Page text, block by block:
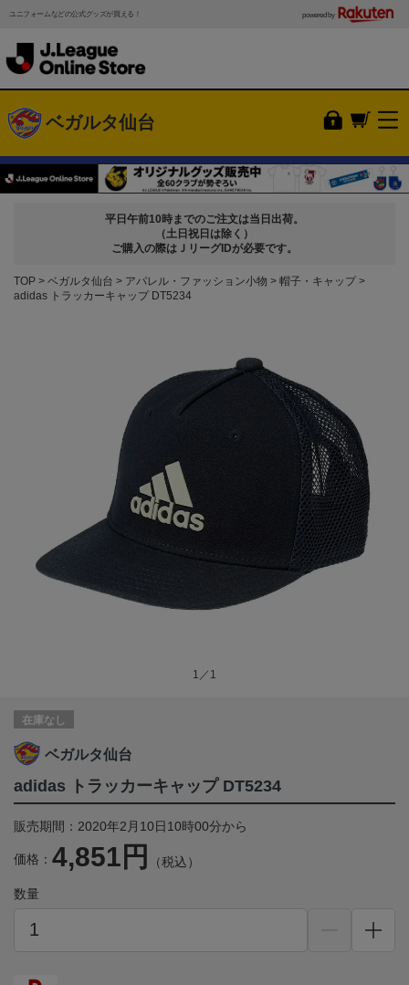
ユニフォームなどの公式グッズが買える！ powered by
ベガルタ仙台
平日午前10時までのご注文は当日出荷。
（土日祝日は除く）
ご購入の際はＪリーグIDが必要です。
TOP ベガルタ仙台 アパレル・ファッション小物
帽子・キャップ
adidas トラッカーキャップ DT5234
1／1
在庫なし
ベガルタ仙台
adidas トラッカーキャップ DT5234
販売期間：2020年2月10日10時00分から
価格： 4,851円 （税込）
数量